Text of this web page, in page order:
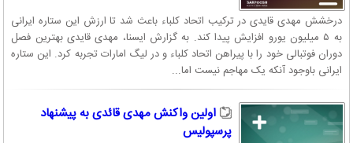
درخشش مهدی قایدی در ترکیب اتحاد کلباء باعث شد تا ارزش این ستاره ایرانی
به ۵ میلیون یورو افزایش پیدا کند. به گزارش ایسنا، مهدی قایدی بهترین فصل
دوران فوتبالی خود را با پیراهن اتحاد کلباء و در لیگ امارات تجربه کرد. این ستاره
ایرانی باوجود آنکه یک مهاجم نیست اما...
اولین واکنش مهدی قائدی به پیشنهاد
پرسپولیس